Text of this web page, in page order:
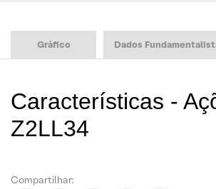
Gráfico Dados
Características -
Z2LL34
Compartilhar: